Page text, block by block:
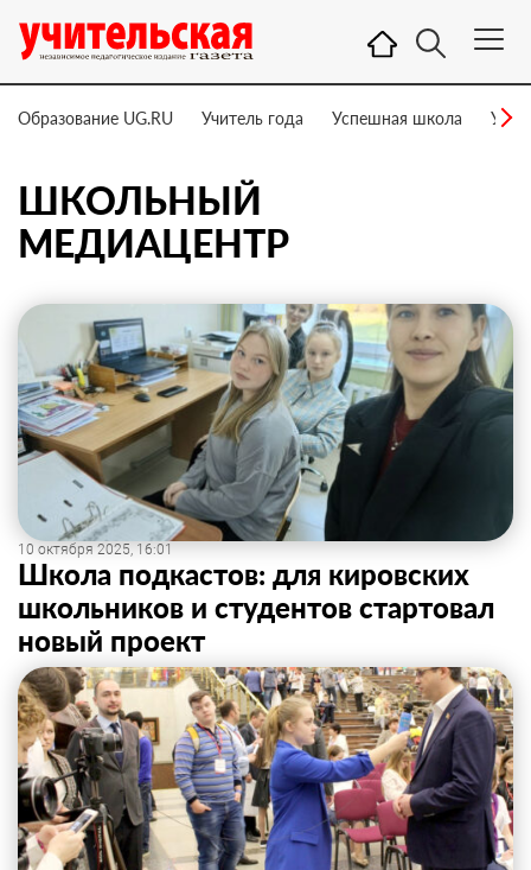
Образование UG.RU Учитель года Успешная школа
ШКОЛЬНЫЙ
МЕДИАЦЕНТР
10 октября 2025, 16:01
Школа подкастов: для кировских
школьников и студентов стартовал
новый проект